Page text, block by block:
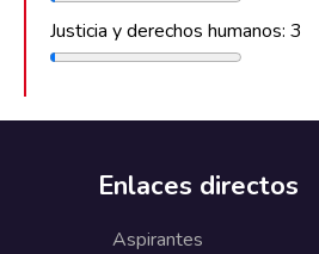
Justicia y derechos humanos: 3
Enlaces directos
Aspirantes